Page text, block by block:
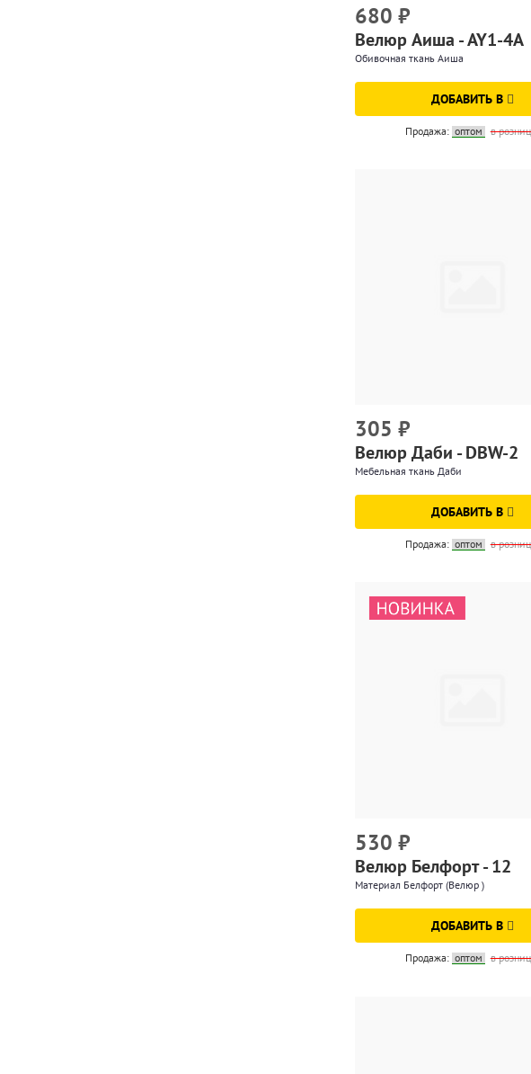
680 ₽
Велюр Аиша - AY1-4A
Обивочная ткань Аиша
ДОБАВИТЬ В
Продажа: оптом в
305 ₽
Велюр Даби - DBW-2
Мебельная ткань Даби
ДОБАВИТЬ В
Продажа: оптом в
530 ₽
Велюр Белфорт - 12
Материал Белфорт (Велюр )
ДОБАВИТЬ В
Продажа: оптом в